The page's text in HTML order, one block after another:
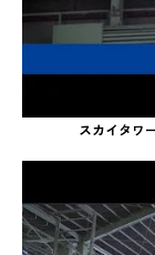
スカイタワ